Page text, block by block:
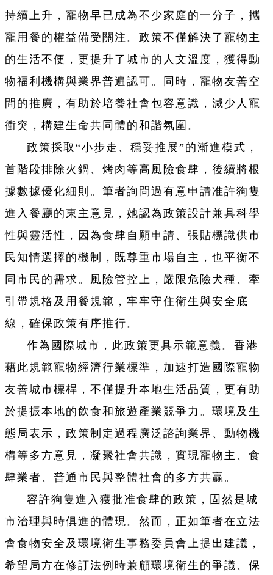
持續上升，寵物早已成為不少家庭的一分子，攜
寵用餐的權益備受關注。政策不僅解決了寵物主
的生活不便，更提升了城市的人文溫度，獲得動
物福利機構與業界普遍認可。同時，寵物友善空
間的推廣，有助於培養社會包容意識，減少人寵
衝突，構建生命共同體的和諧氛圍。
政策採取“小步走、穩妥推展”的漸進模式，
首階段排除火鍋、烤肉等高風險食肆，後續將根
據數據優化細則。筆者詢問過有意申請准許狗隻
進入餐廳的東主意見，她認為政策設計兼具科學
性與靈活性，因為食肆自願申請、張貼標識供市
民知情選擇的機制，既尊重市場自主，也平衡不
同市民的需求。風險管控上，嚴限危險犬種、牽
引帶規格及用餐規範，牢牢守住衛生與安全底
線，確保政策有序推行。
作為國際城市，此政策更具示範意義。香港
藉此規範寵物經濟行業標準，加速打造國際寵物
友善城市標桿，不僅提升本地生活品質，更有助
於提振本地的飲食和旅遊產業競爭力。環境及生
態局表示，政策制定過程廣泛諮詢業界、動物機
構等多方意見，凝聚社會共識，實現寵物主、食
肆業者、普通市民與整體社會的多方共贏。
容許狗隻進入獲批准食肆的政策，固然是城
市治理與時俱進的體現。然而，正如筆者在立法
會食物安全及環境衛生事務委員會上提出建議，
希望局方在修訂法例時兼顧環境衛生的爭議、保